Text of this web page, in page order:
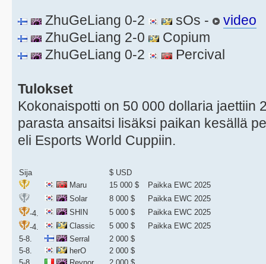
ZhuGeLiang 0-2 sOs -
video
ZhuGeLiang 2-0
Copium
ZhuGeLiang 0-2
Percival
Tulokset
Kokonaispotti on 50 000 dollaria jaettiin
parasta ansaitsi lisäksi paikan kesällä
eli Esports World Cuppiin.
Sija
$ USD
Maru
15 000 $
Paikka EWC 2025
Solar
8 000 $
Paikka EWC 2025
-4.
SHIN 5 000 $
Paikka EWC 2025
-4.
Classic 5 000 $
Paikka EWC 2025
5-8.
Serral
2 000 $
5-8.
herO
2 000 $